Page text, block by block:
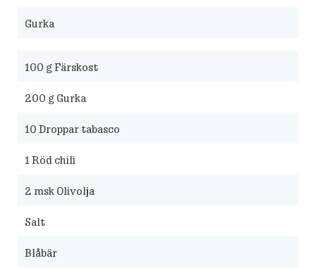
Gurka
100 g Färskost
200 g Gurka
10 Droppar tabasco
1Röd chili
2 msk Olivolja
Salt
Blåbär